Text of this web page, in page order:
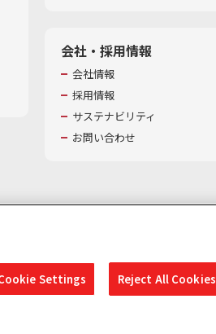
会社・採用情報
会社情報
採用情報
サステナビリティ
お問い合わせ
Settings Reject All Cookies